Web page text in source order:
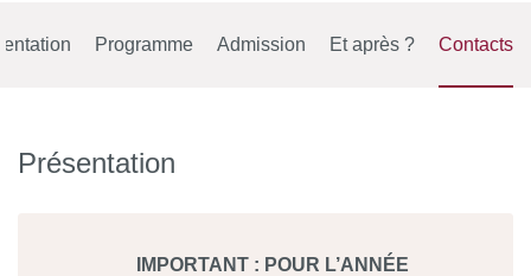
Programme Admission Et après ? Contacts
Présentation
IMPORTANT : POUR L’ANNÉE